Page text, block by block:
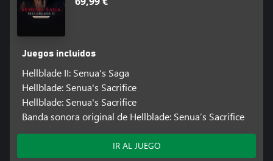
Juegos incluidos
Hellblade II: Senua's Saga
Hellblade: Senua's Sacrifice
Hellblade: Senua's Sacrifice
Banda sonora original de Hellblade: Senua’s Sacrifice
IR AL JUEGO